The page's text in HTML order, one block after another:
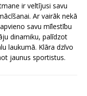
ir veltījusi savu
Ar vairāk nekā
savu mīlestību
dinamiku, palīdzot
laukumā. Klāra dzīvo
jaunus sportistus.